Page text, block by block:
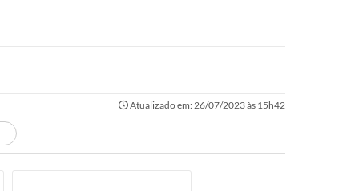
Atualizado em: 26/07/2023 às 15h42